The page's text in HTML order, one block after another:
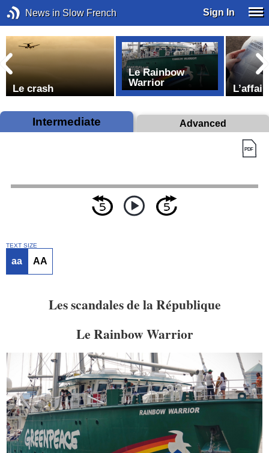
News in Slow French Sign In
Le crash
Le Rainbow
Warrior
Intermediate Advanced
TEXT SIZE
aa AA
Les scandales de la République
Le Rainbow Warrior